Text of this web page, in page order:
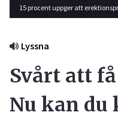
Lyssna
Svårt att
Nu kan du